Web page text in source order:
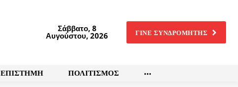
Σάββατο, 8
Αυγούστου, 2026 ΓΙΝΕ ΣΥΝΔΡΟΜΗΤΗΣ
ΕΠΙΣΤΗΜΗ ΠΟΛΙΤΙΣΜΟΣ